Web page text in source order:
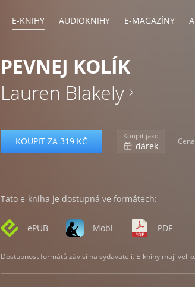
E-KNIHY AUDIOKNIHY E-MAGAZÍNY
PEVNEJ KOLÍK
Lauren Blakely
KOUPIT ZA 319 KČ Koupit jako
dárek
Tato e-kniha je dostupná ve formátech:
ePUB Mobi PDF
Dostupnost formátů závisí na vydavateli. E-knihy mají